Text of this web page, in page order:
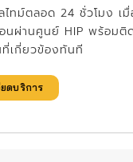
ไทม์ตลอด 24 ชั่วโมง เมื่
นผ่านศูนย์ HIP พร้อมติ
ที่เกี่ยวข้องทันที
ยดบริการ